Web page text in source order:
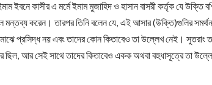
কাসীর এ মর্মে ইমাম মুজাহিদ ও হাসান বাসরী কর্তৃক যে উক্তি
করেন। তারপর তিনি বলেন যে, এই আসার (উক্তি)গুলির
মাঝে প্রসিদ্ধ নয় এবং তাদের কোন কিতাবেও তা উল্লেখ নেই। সুতরাং
ছিল, আর সেই সাথে তাদের কিতাবেও একক অথবা বহুধাসূত্রে তা